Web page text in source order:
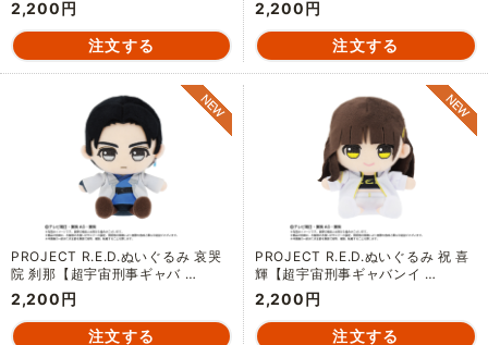
2,200円 2,200円
PROJECT R.E.D.ぬいぐるみ 哀哭
院 刹那【超宇宙刑事ギャバ …
2,200円
PROJECT R.E.D.ぬいぐるみ 祝 喜
輝【超宇宙刑事ギャバンイ …
2,200円